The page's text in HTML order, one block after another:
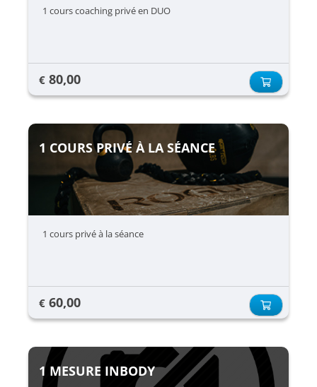
1 cours coaching privé en DUO
€ 80,00
1 COURS PRIVÉ À LA SÉANCE
1 cours privé à la séance
€ 60,00
1 MESURE INBODY